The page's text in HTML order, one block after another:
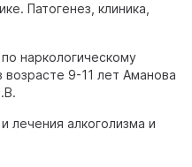
Патогенез, клиника,
наркологическому
9-11 лет Аманова
лечения алкоголизма и